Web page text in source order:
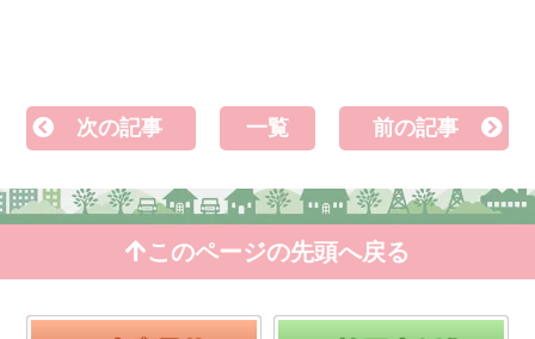
次の記事 一覧 前の記事
このページの先頭へ戻る